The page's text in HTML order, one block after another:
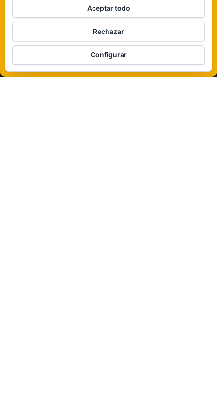
De ninguna manera
Veámos que hay aquí
Política de cookies
Funciona gracias aWordPress |Tema:Envo Magazine
Aceptar todo
Rechazar
Configurar